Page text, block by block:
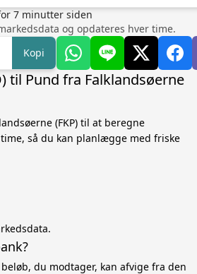
7 minutter siden
og opdateres hver time.
Kopi
til Pund fra Falklandsøerne
(FKP) til at beregne
så du kan planlægge med friske
du modtager, kan afvige fra den